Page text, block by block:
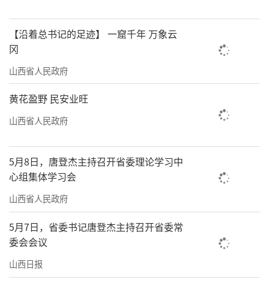
我省的多元产业图谱中，还有一类独特而
坚实的板块——特色专业镇。它们往往源自历史
传承的手艺，在县域经济的土壤中集聚生长，
如今在“一镇一策”的政策春风下，正通过技
术创新与品牌塑造，实现从传统作坊到现代产
业集群的惊人一跃。
这些小镇，体量不大，却能量惊人。在汾
阳市，围绕“杏花村”这一千年IP，白酒及关
联企业已突破1100户，形成了全国最大的清香
型白酒生产基地，2025年营收近372亿元。在祁
县，“中国玻璃器皿之都”的名片越擦越亮，
产业年产值从“十三五”末的18亿元增长至
34.6亿元，五年接近翻番。放眼全省，各类专
【沿着总书记的足迹】 一窟千年 万象云
冈
山西省人民政府
黄花盈野 民安业旺
山西省人民政府
5月8日，唐登杰主持召开省委理论学习中
心组集体学习会
山西省人民政府
5月7日，省委书记唐登杰主持召开省委常
委会会议
山西日报